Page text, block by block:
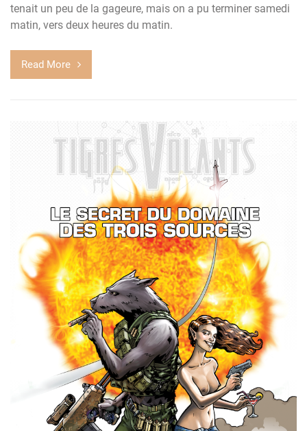
tenait un peu de la gageure, mais on a pu terminer samedi
matin, vers deux heures du matin.
Read More